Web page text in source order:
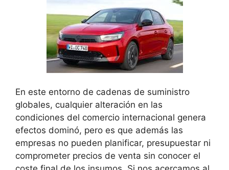
En este entorno de cadenas de suministro
globales, cualquier alteración en las
condiciones del comercio internacional genera
efectos dominó, pero es que además las
empresas no pueden planificar, presupuestar ni
comprometer precios de venta sin conocer el